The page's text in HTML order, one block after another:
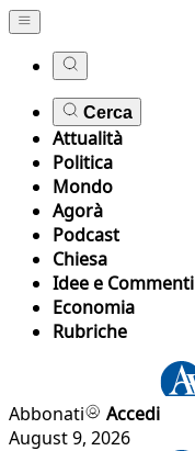
Cerca
Attualità
Politica
Mondo
Agorà
Podcast
Chiesa
Idee e Commenti
Economia
Rubriche
Abbonati
Accedi
August 9, 2026